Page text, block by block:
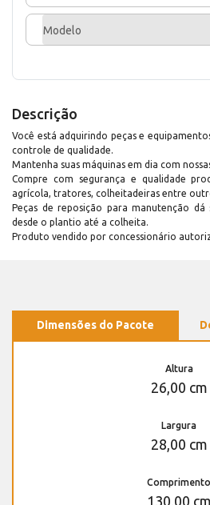
Modelo
Descrição
Você está adquirindo peças e
controle de qualidade.
Mantenha suas máquinas em dia com
Compre com segurança e qualidade
agrícola, tratores, colheitadeiras entre
Peças de reposição para manutenção
desde o plantio até a colheita.
Produto vendido por concessionário
Dimensões do Pacote
Altura
26,00 cm
Largura
28,00 cm
Comprimento
130,00 cm